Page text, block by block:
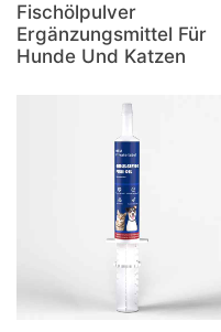
Fischölpulver
Ergänzungsmittel Für
Hunde Und Katzen